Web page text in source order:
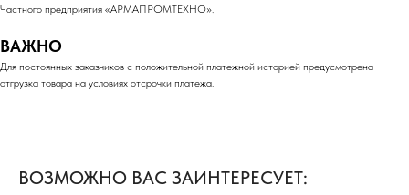
Частного предприятия «АРМАПРОМТЕХНО».
ВАЖНО
Для постоянных заказчиков с положительной платежной историей предусмотрена
отгрузка товара на условиях отсрочки платежа.
ВОЗМОЖНО ВАС ЗАИНТЕРЕСУЕТ: